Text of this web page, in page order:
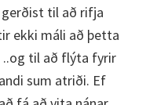
gerðist til að rifja
ekki máli að þetta
..og til að flýta fyrir
sum atriði. Ef